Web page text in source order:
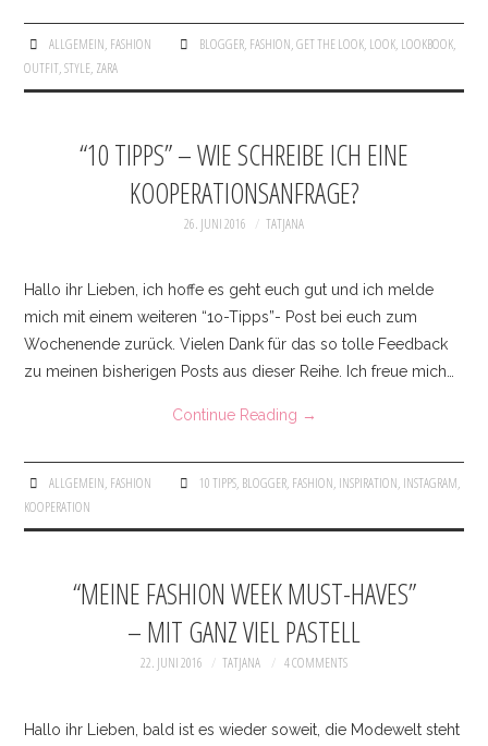
ALLGEMEIN, FASHION BLOGGER, FASHION,GET THE LOOK, LOOK, LOOKBOOK,
OUTFIT,STYLE, ZARA
“10 TIPPS” – WIE SCHREIBE ICH EINE
KOOPERATIONSANFRAGE?
26. JUNI 2016 TATJANA
Hallo ihr Lieben, ich hoffe es geht euch gut und ich melde
mich mit einem weiteren “1o-Tipps”- Post bei euch zum
Wochenende zurück. Vielen Dank für das so tolle Feedback
zu meinen bisherigen Posts aus dieser Reihe. Ich freue mich…
Continue Reading →
ALLGEMEIN, FASHION 10 TIPPS, BLOGGER, FASHION, INSPIRATION, INSTAGRAM,
KOOPERATION
“MEINE FASHION WEEK MUST-HAVES”
– MIT GANZ VIEL PASTELL
22. JUNI 2016 TATJANA 4 COMMENTS
Hallo ihr Lieben, bald ist es wieder soweit, die Modewelt steht